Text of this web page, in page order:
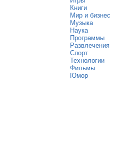
Книги
Мир и бизнес
Музыка
Наука
Программы
Развлечения
Спорт
Технологии
Фильмы
Юмор